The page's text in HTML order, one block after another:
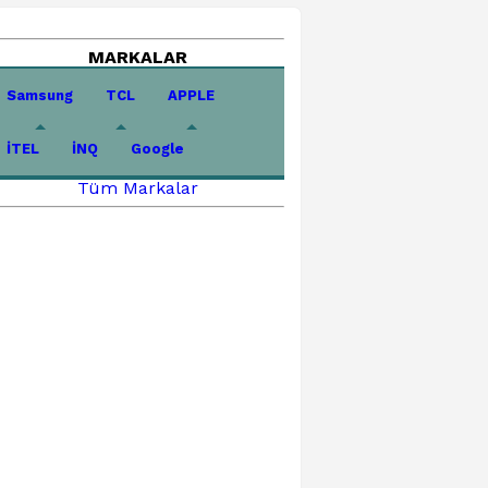
MARKALAR
Samsung TCL APPLE
İTEL İNQ Google
Tüm Markalar